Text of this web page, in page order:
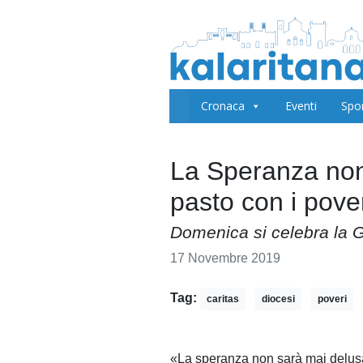
Cronaca Eventi
La Speranza
pasto con i
Domenica si celebra la
17 Novembre 2019
Tag: caritas diocesi poveri
«La speranza non sarà mai